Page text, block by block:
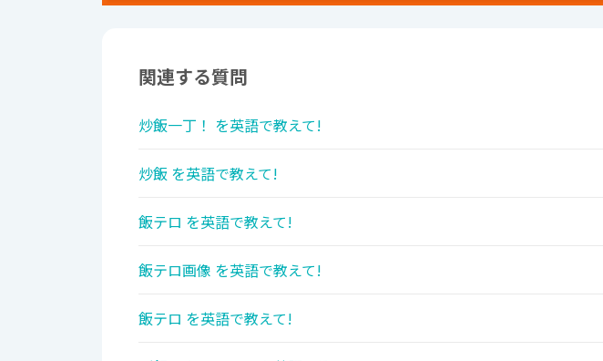
関連する質問
炒飯一丁！ を英語で教えて!
炒飯 を英語で教えて!
飯テロ を英語で教えて!
飯テロ画像 を英語で教えて!
飯テロ を英語で教えて!